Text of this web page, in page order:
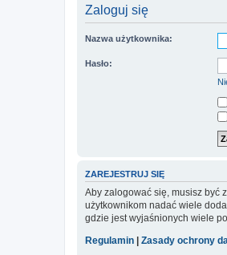
Zaloguj się
Nazwa użytkownika:
Hasło:
ZAREJESTRUJ SIĘ
Aby zalogować się, musisz być
użytkownikom nadać wiele
gdzie jest wyjaśnionych wiele
Regulamin
Zasady ochrony